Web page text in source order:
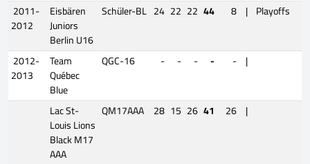
2011-
2012
Eisbären
Juniors
Berlin U16
Schüler-BL 24 22 22 44 8 | Playoffs
2012-
2013
Team
Québec
Blue
QGC-16 - - - - - |
Lac St-
Louis Lions
Black M17
AAA
QM17AAA 28 15 26 41 26 |